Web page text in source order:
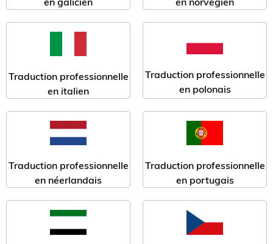
Traduction professionnelle
en italien
Traduction professionnelle
en polonais
Traduction professionnelle
en néerlandais
Traduction professionnelle
en portugais